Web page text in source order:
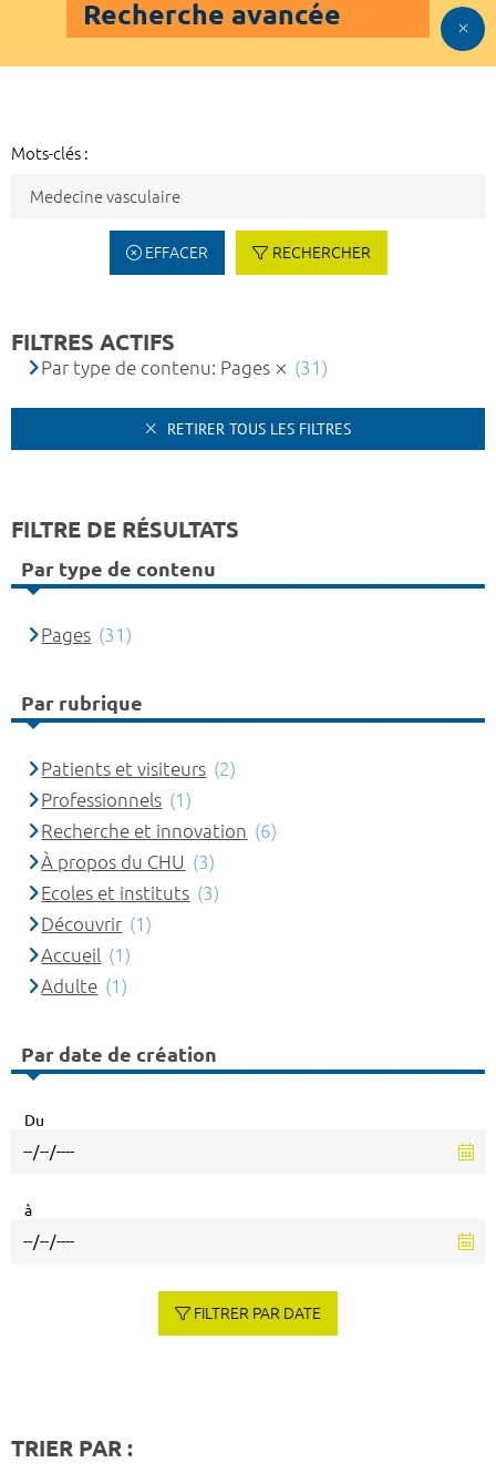
Recherche avancée
Mots-clés :
EFFACER RECHERCHER
FILTRES ACTIFS
Par type de contenu: Pages (31)
RETIRER TOUS LES FILTRES
FILTRE DE RÉSULTATS
Par type de contenu
Pages (31)
Par rubrique
Patients et visiteurs (2)
Professionnels (1)
Recherche et innovation (6)
À propos du CHU (3)
Ecoles et instituts (3)
Découvrir (1)
Accueil (1)
Adulte (1)
Par date de création
Du
à
FILTRER PAR DATE
TRIER PAR :